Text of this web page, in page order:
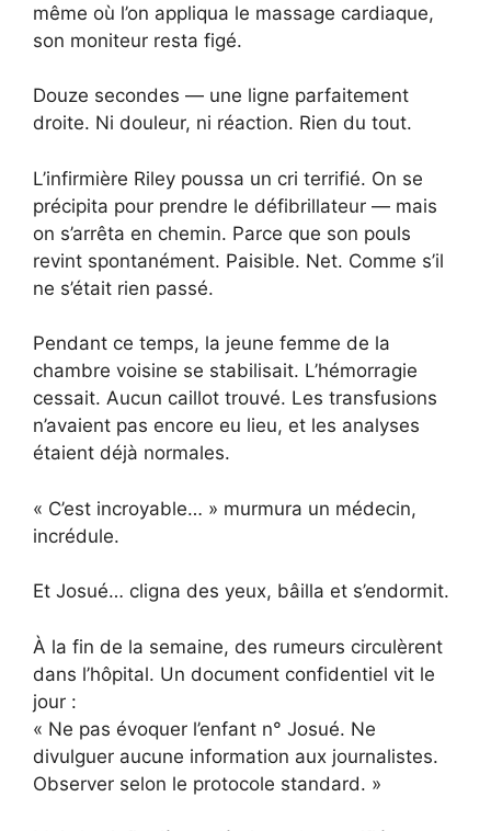
même où l’on appliqua le massage cardiaque,
son moniteur resta figé.
Douze secondes — une ligne parfaitement
droite. Ni douleur, ni réaction. Rien du tout.
L’infirmière Riley poussa un cri terrifié. On se
précipita pour prendre le défibrillateur — mais
on s’arrêta en chemin. Parce que son pouls
revint spontanément. Paisible. Net. Comme s’il
ne s’était rien passé.
Pendant ce temps, la jeune femme de la
chambre voisine se stabilisait. L’hémorragie
cessait. Aucun caillot trouvé. Les transfusions
n’avaient pas encore eu lieu, et les analyses
étaient déjà normales.
« C’est incroyable… » murmura un médecin,
incrédule.
Et Josué… cligna des yeux, bâilla et s’endormit.
À la fin de la semaine, des rumeurs circulèrent
dans l’hôpital. Un document confidentiel vit le
jour :
« Ne pas évoquer l’enfant n° Josué. Ne
divulguer aucune information aux journalistes.
Observer selon le protocole standard. »